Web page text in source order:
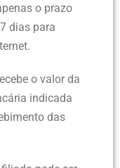
o prazo
dias para
o valor da
indicada
das